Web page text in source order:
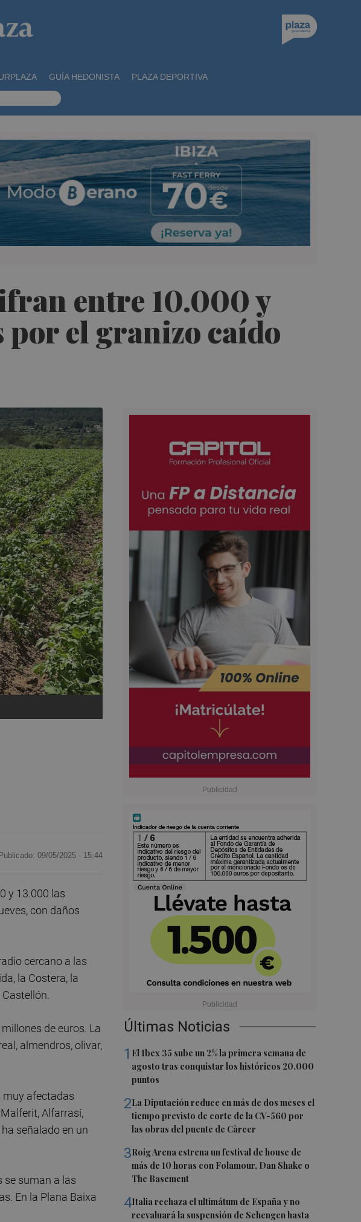
GUÍA HEDONISTA PLAZA DEPORTIVA
entre 10.000 y
por el granizo caído
Últimas Noticias
1 El Ibex 35 sube un 2% la primera semana de
agosto tras conquistar los históricos 20.000
puntos
2La Diputación reduce en más de dos meses el
tiempo previsto de corte de la CV-560 por
las obras del puente de Càrcer
3Roig Arena estrena un festival de house de
más de 10 horas con Folamour, Dan Shake o
The Basement
4Italia rechaza el ultimátum de España y no
reevaluará la suspensión de Schengen hasta
09/05/2025 · 15:44
y 13.000 las
con daños
cercano a las
la Costera, la
de euros. La
almendros, olivar,
muy afectadas
Alfarrasí,
señalado en un
se suman a las
En la Plana Baixa